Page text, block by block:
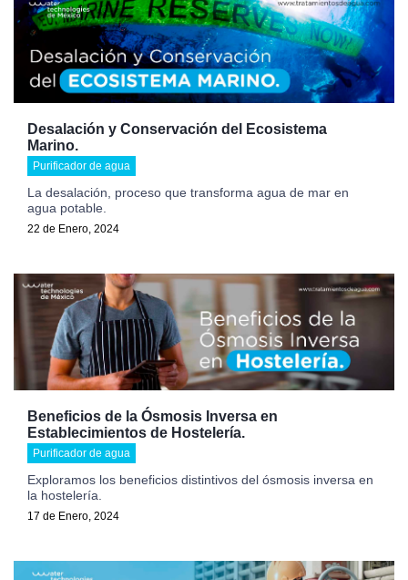
Desalación y Conservación del Ecosistema
Marino.
Purificador de agua
La desalación, proceso que transforma agua de mar en
agua potable.
22 de Enero, 2024
Beneficios de la Ósmosis Inversa en
Establecimientos de Hostelería.
Purificador de agua
Exploramos los beneficios distintivos del ósmosis inversa en
la hostelería.
17 de Enero, 2024